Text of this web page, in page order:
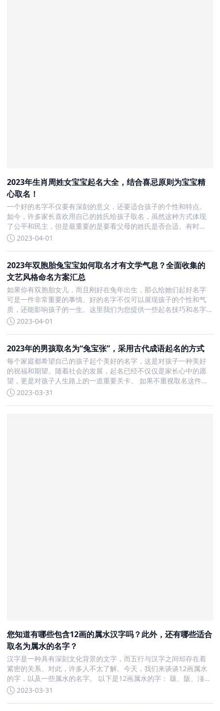
2023年生肖周姓女宝宝起名大全，结合喜忌原则为宝宝精
心取名！
一个好的名字不仅要有深刻的意义，还要适合孩子的个性和特点。
如今，许多家长喜欢用自己的姓氏给孩子取名，虽然这种方式体现
了公平和民主，但是最重要的是要看父母的姓氏是否合适。有时
候，强行将父母的姓氏加入孩子的名字中可能并不适合，所以最好
2023-04-01
2023年双胞胎兔宝宝如何取名才有文学气息？全面收集的
文艺风格命名方案汇总
如果你有双胞胎女儿，而且刚好在兔年出生，那么给她们起好名字
可是一件非常重要的事情。好的名字不仅可以展现孩子的个性和气
质，还能影响孩子的一生。这里我们为您提供一些起名技巧和名字
推荐，希望能够帮助到您。 属兔双胞胎女孩起名技巧如下： 1.为宝
2023-04-01
2023年的男孩取名为“兔宝张”，采用古代成语起名的方式
每个家庭都希望自己的孩子起个美好的名字，这是对孩子一种美好
的祝福和期望。随着社会的发展，起名已经不仅仅是家长心中的愿
望，更是对孩子人生路上的一道重要关卡。 如果不重视取名这件事
情，那么取名字将会是一件非常间的事情，选择的名字也会比较普
2023-03-31
您知道有哪些包含12画的属水汉字吗？此外，还有哪些适合
取名为属水的名字？
汉字是一种具有深刻文化背景的文字，而五行与汉字之间却存在着
紧密的关系。对此，许多人不太了解。今天，我们来谈谈12画属水
的字，以及一些属水的名字。 以下是12画属水的字： 跋、阪、湴、
绑、傍、棓、报、悲、邶、备 贲、絣、琫、诐、邲、弼、皕、捧、
2023-03-31